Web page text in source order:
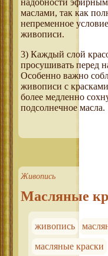
надобности
маслами, так как
непременное
живописи.
3) Каждый слой
просушивать перед
Особенно важно
живописи с
более медленно
подсолнечное масла.
Живопись
Масляные
живопись
масляные краски